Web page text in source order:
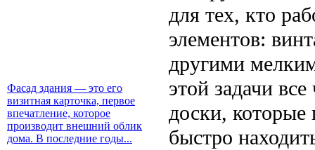
Фасад здания — это его
визитная карточка, первое
впечатление, которое
производит внешний облик
дома. В последние годы...
для тех, кто
элементов:
другими
этой задачи
доски, которые
быстро